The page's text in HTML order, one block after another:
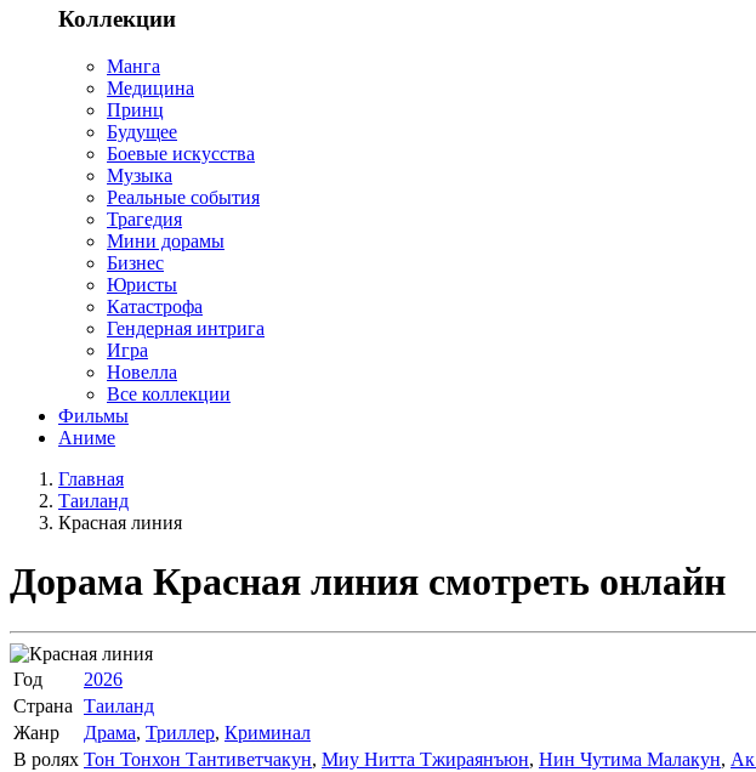
Коллекции
Манга
Медицина
Принц
Будущее
Боевые искусства
Музыка
Реальные события
Трагедия
Мини дорамы
Бизнес
Юристы
Катастрофа
Гендерная интрига
Игра
Новелла
Все коллекции
Фильмы
Аниме
Главная
Таиланд
Красная линия
Дорама Красная линия смотреть онлайн
Год
2026
Страна Таиланд
Жанр
Драма, Триллер, Криминал
В ролях Тон Тонхон Тантиветчакун, Миу Нитта Тжираянъюн, Нин Чутима Малакун,